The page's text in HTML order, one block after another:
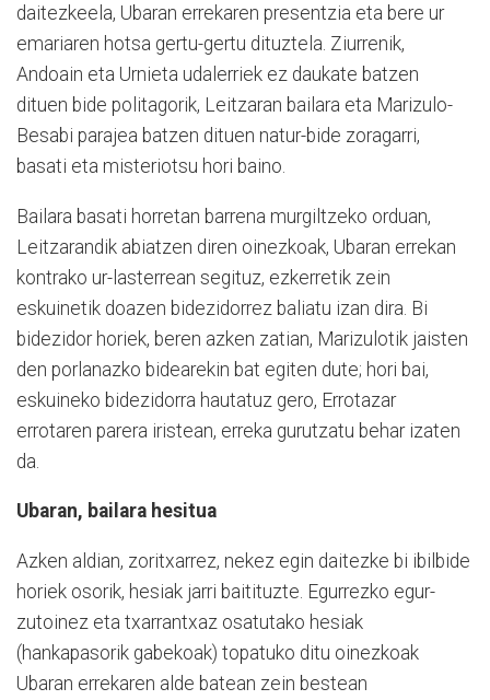
daitezkeela, Ubaran errekaren presentzia eta bere ur
emariaren hotsa gertu-gertu dituztela. Ziurrenik,
Andoain eta Urnieta udalerriek ez daukate batzen
dituen bide politagorik, Leitzaran bailara eta Marizulo-
Besabi parajea batzen dituen natur-bide zoragarri,
basati eta misteriotsu hori baino.
Bailara basati horretan barrena murgiltzeko orduan,
Leitzarandik abiatzen diren oinezkoak, Ubaran errekan
kontrako ur-lasterrean segituz, ezkerretik zein
eskuinetik doazen bidezidorrez baliatu izan dira. Bi
bidezidor horiek, beren azken zatian, Marizulotik jaisten
den porlanazko bidearekin bat egiten dute; hori bai,
eskuineko bidezidorra hautatuz gero, Errotazar
errotaren parera iristean, erreka gurutzatu behar izaten
da.
Ubaran, bailara hesitua
Azken aldian, zoritxarrez, nekez egin daitezke bi ibilbide
horiek osorik, hesiak jarri baitituzte. Egurrezko egur-
zutoinez eta txarrantxaz osatutako hesiak
(hankapasorik gabekoak) topatuko ditu oinezkoak
Ubaran errekaren alde batean zein bestean